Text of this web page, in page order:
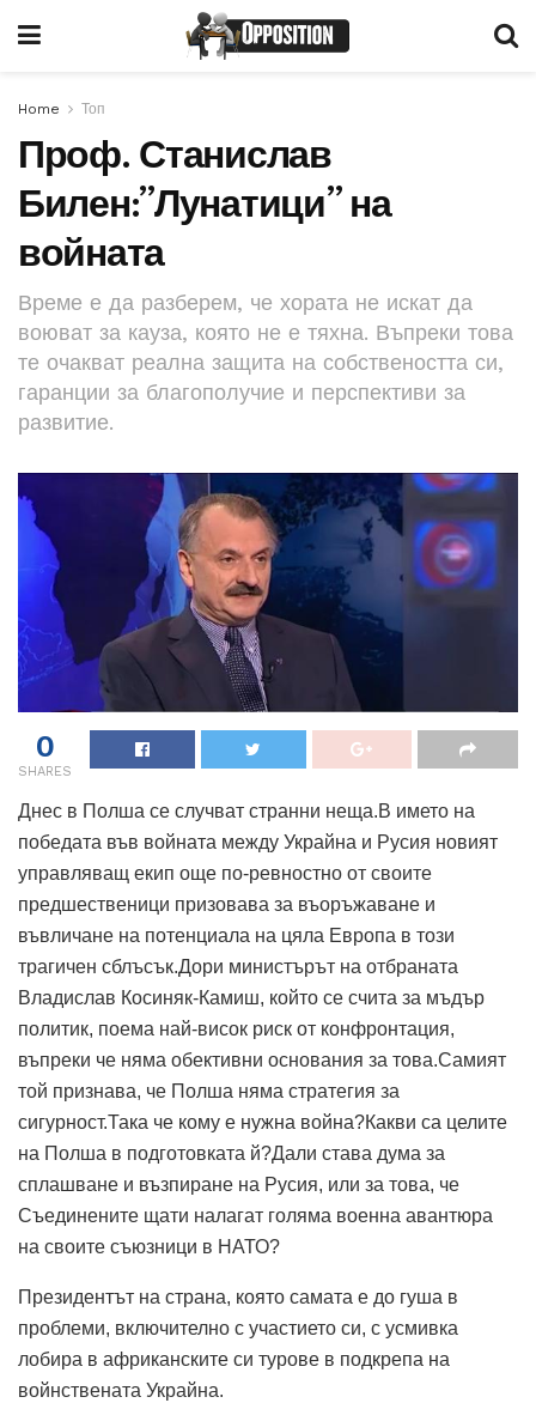
Home Топ
Проф. Станислав
Билен:”Лунатици” на
войната
Време е да разберем, че хората не искат да
воюват за кауза, която не е тяхна. Въпреки това
те очакват реална защита на собствеността си,
гаранции за благополучие и перспективи за
развитие.
0
SHARES
Днес в Полша се случват странни неща.В името на
победата във войната между Украйна и Русия новият
управляващ екип още по-ревностно от своите
предшественици призовава за въоръжаване и
въвличане на потенциала на цяла Европа в този
трагичен сблъсък.Дори министърът на отбраната
Владислав Косиняк-Камиш, който се счита за мъдър
политик, поема най-висок риск от конфронтация,
въпреки че няма обективни основания за това.Самият
той признава, че Полша няма стратегия за
сигурност.Така че кому е нужна война?Какви са целите
на Полша в подготовката й?Дали става дума за
сплашване и възпиране на Русия, или за това, че
Съединените щати налагат голяма военна авантюра
на своите съюзници в НАТО?
Президентът на страна, която самата е до гуша в
проблеми, включително с участието си, с усмивка
лобира в африканските си турове в подкрепа на
войнствената Украйна.